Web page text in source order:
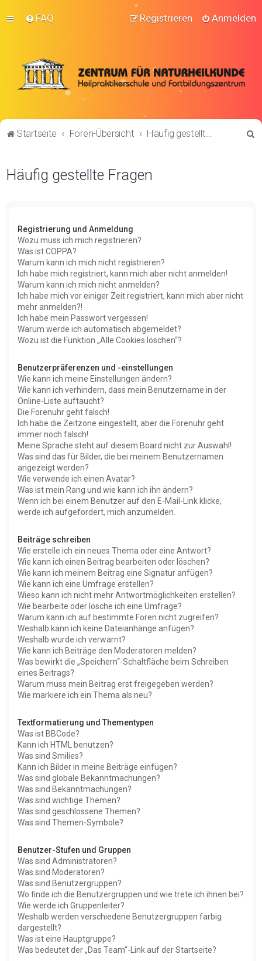
FAQ Anmelden
Registrieren
Startseite Foren-Übersicht Häufig gestellte Fragen
Häufig gestellte Fragen
Registrierung und Anmeldung
Wozu muss ich mich registrieren?
Was ist COPPA?
Warum kann ich mich nicht registrieren?
Ich habe mich registriert, kann mich aber nicht anmelden!
Warum kann ich mich nicht anmelden?
Ich habe mich vor einiger Zeit registriert, kann mich aber nicht
mehr anmelden?!
Ich habe mein Passwort vergessen!
Warum werde ich automatisch abgemeldet?
Wozu ist die Funktion „Alle Cookies löschen“?
Benutzerpräferenzen und -einstellungen
Wie kann ich meine Einstellungen ändern?
Wie kann ich verhindern, dass mein Benutzername in der
Online-Liste auftaucht?
Die Forenuhr geht falsch!
Ich habe die Zeitzone eingestellt, aber die Forenuhr geht
immer noch falsch!
Meine Sprache steht auf diesem Board nicht zur Auswahl!
Was sind das für Bilder, die bei meinem Benutzernamen
angezeigt werden?
Wie verwende ich einen Avatar?
Was ist mein Rang und wie kann ich ihn ändern?
Wenn ich bei einem Benutzer auf den E-Mail-Link klicke,
werde ich aufgefordert, mich anzumelden.
Beiträge schreiben
Wie erstelle ich ein neues Thema oder eine Antwort?
Wie kann ich einen Beitrag bearbeiten oder löschen?
Wie kann ich meinem Beitrag eine Signatur anfügen?
Wie kann ich eine Umfrage erstellen?
Wieso kann ich nicht mehr Antwortmöglichkeiten erstellen?
Wie bearbeite oder lösche ich eine Umfrage?
Warum kann ich auf bestimmte Foren nicht zugreifen?
Weshalb kann ich keine Dateianhänge anfügen?
Weshalb wurde ich verwarnt?
Wie kann ich Beiträge den Moderatoren melden?
Was bewirkt die „Speichern“-Schaltfläche beim Schreiben
eines Beitrags?
Warum muss mein Beitrag erst freigegeben werden?
Wie markiere ich ein Thema als neu?
Textformatierung und Thementypen
Was ist BBCode?
Kann ich HTML benutzen?
Was sind Smilies?
Kann ich Bilder in meine Beiträge einfügen?
Was sind globale Bekanntmachungen?
Was sind Bekanntmachungen?
Was sind wichtige Themen?
Was sind geschlossene Themen?
Was sind Themen-Symbole?
Benutzer-Stufen und Gruppen
Was sind Administratoren?
Was sind Moderatoren?
Was sind Benutzergruppen?
Wo finde ich die Benutzergruppen und wie trete ich ihnen bei?
Wie werde ich Gruppenleiter?
Weshalb werden verschiedene Benutzergruppen farbig
dargestellt?
Was ist eine Hauptgruppe?
Was bedeutet der „Das Team“-Link auf der Startseite?